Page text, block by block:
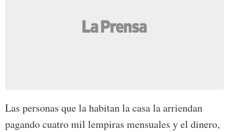
Las personas que la habitan la casa la arriendan
pagando cuatro mil lempiras mensuales y el dinero,